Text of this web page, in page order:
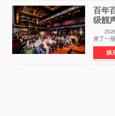
百年
级靓
2026
来了一
国励志
仪式在
齐聚一
娱